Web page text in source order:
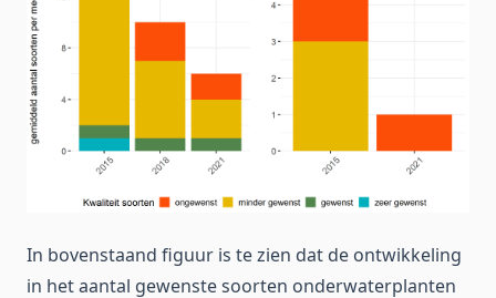
In bovenstaand figuur is te zien dat de ontwikkeling
in het aantal gewenste soorten onderwaterplanten